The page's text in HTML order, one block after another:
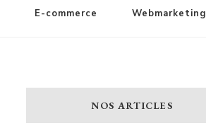
E-commerce Webmarketing
NOS ARTICLES